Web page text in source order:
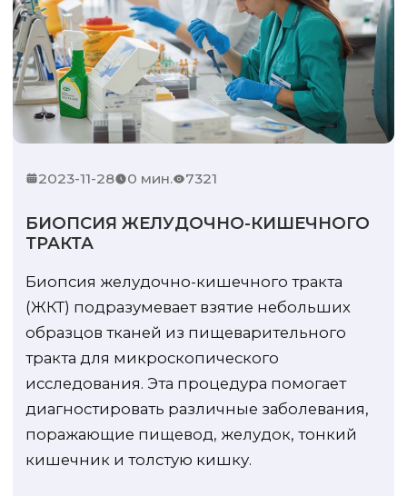
2023-11-28 0 мин. 7321
БИОПСИЯ ЖЕЛУДОЧНО-КИШЕЧНОГО
ТРАКТА
Биопсия желудочно-кишечного тракта
(ЖКТ) подразумевает взятие небольших
образцов тканей из пищеварительного
тракта для микроскопического
исследования. Эта процедура помогает
диагностировать различные заболевания,
поражающие пищевод, желудок, тонкий
кишечник и толстую кишку.